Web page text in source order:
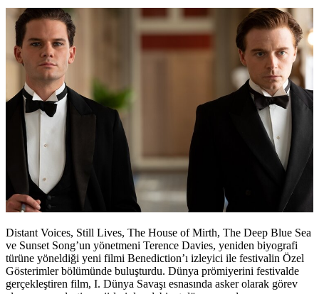
Distant Voices, Still Lives, The House of Mirth, The Deep Blue Sea
ve Sunset Song’un yönetmeni Terence Davies, yeniden biyografi
türüne yöneldiği yeni filmi Benediction’ı izleyici ile festivalin Özel
Gösterimler bölümünde buluşturdu. Dünya prömiyerini festivalde
gerçekleştiren film, I. Dünya Savaşı esnasında asker olarak görev